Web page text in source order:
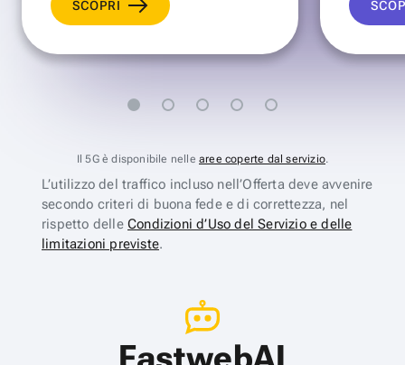
SCOPRI
Il 5G è disponibile nelle aree coperte dal servizio.
L’utilizzo del traffico incluso nell’Offerta deve avvenire
secondo criteri di buona fede e di correttezza, nel
rispetto delle Condizioni d’Uso del Servizio e delle
limitazioni previste.